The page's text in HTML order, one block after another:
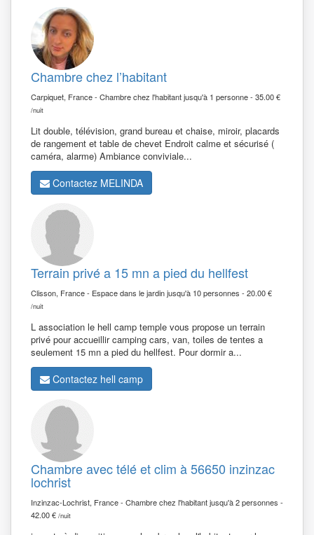
Chambre chez l’habitant
Carpiquet, France - Chambre chez l'habitant jusqu'à 1 personne - 35.00 €
/nuit
Lit double, télévision, grand bureau et chaise, miroir, placards
de rangement et table de chevet Endroit calme et sécurisé (
caméra, alarme) Ambiance conviviale...
Contactez MELINDA
Terrain privé a 15 mn a pied du hellfest
Clisson, France - Espace dans le jardin jusqu'à 10 personnes - 20.00 €
/nuit
L association le hell camp temple vous propose un terrain
privé pour accueillir camping cars, van, toiles de tentes a
seulement 15 mn a pied du hellfest. Pour dormir a...
Contactez hell camp
Chambre avec télé et clim à 56650 inzinzac
lochrist
Inzinzac-Lochrist, France - Chambre chez l'habitant jusqu'à 2 personnes -
42.00 € /nuit